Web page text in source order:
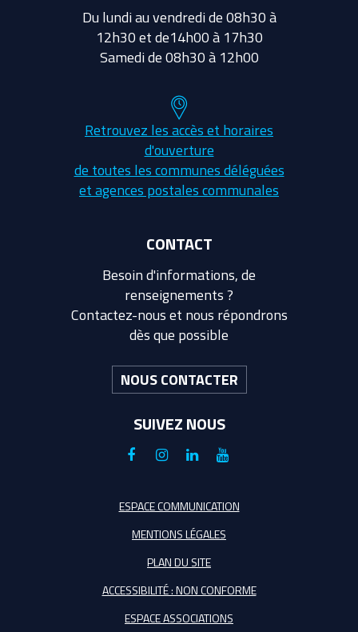
Du lundi au vendredi de 08h30 à
12h30 et de14h00 à 17h30
Samedi de 08h30 à 12h00
Retrouvez les accès et horaires
d'ouverture
de toutes les communes déléguées
et agences postales communales
CONTACT
Besoin d'informations, de
renseignements ?
Contactez-nous et nous répondrons
dès que possible
NOUS CONTACTER
SUIVEZ NOUS
Lien
le
Facebook
Lien
le
compte
Instagram
Lien
le
compte
Linkedin
Lien
la
Youtube
ESPACE COMMUNICATION
MENTIONS LÉGALES
PLAN DU SITE
ACCESSIBILITÉ : NON CONFORME
ESPACE ASSOCIATIONS